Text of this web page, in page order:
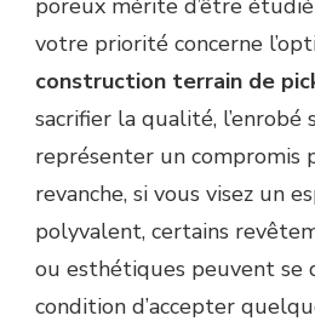
votre priorité concerne
construction terrain de
sacrifier la qualité,
représenter un compromis
revanche, si vous visez un
polyvalent, certains
ou esthétiques peuvent se
condition d’accepter